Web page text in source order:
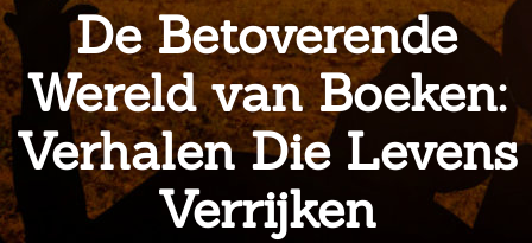
De Betoverende
Wereld van Boeken:
Verhalen Die Levens
Verrijken